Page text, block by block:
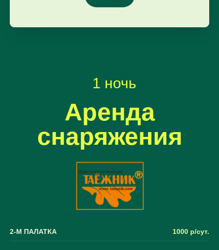
1 ночь
Аренда
снаряжения
2-М ПАЛАТКА 1000 р/сут.